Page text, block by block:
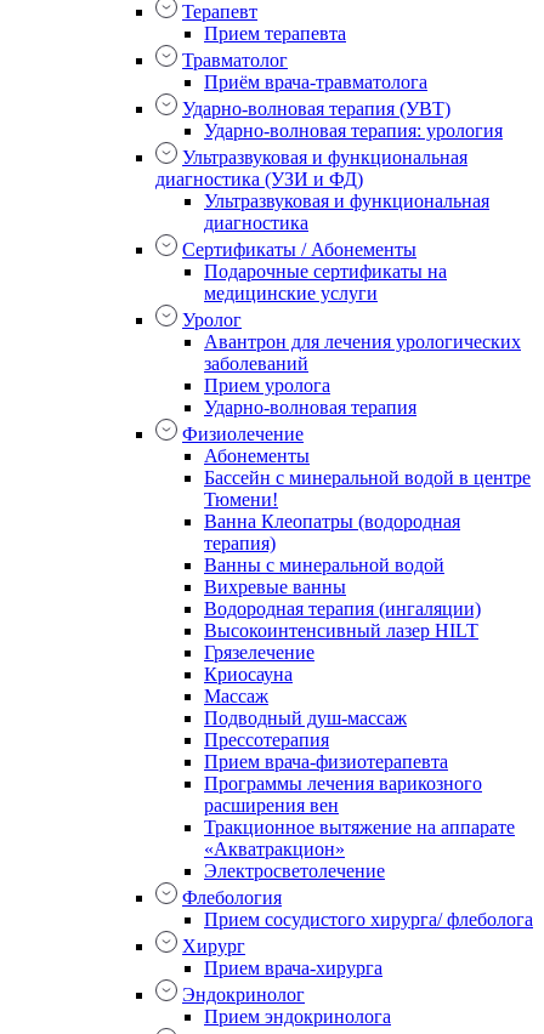
Терапевт
Прием терапевта
Травматолог
Приём врача-травматолога
Ударно-волновая терапия (УВТ)
Ударно-волновая терапия: урология
Ультразвуковая и функциональная
диагностика (УЗИ и ФД)
Ультразвуковая и функциональная
диагностика
Сертификаты / Абонементы
Подарочные сертификаты на
медицинские услуги
Уролог
Авантрон для лечения урологических
заболеваний
Прием уролога
Ударно-волновая терапия
Физиолечение
Абонементы
Бассейн с минеральной водой в центре
Тюмени!
Ванна Клеопатры (водородная
терапия)
Ванны с минеральной водой
Вихревые ванны
Водородная терапия (ингаляции)
Высокоинтенсивный лазер HILT
Грязелечение
Криосауна
Массаж
Подводный душ-массаж
Прессотерапия
Прием врача-физиотерапевта
Программы лечения варикозного
расширения вен
Тракционное вытяжение на аппарате
«Акватракцион»
Электросветолечение
Флебология
Прием сосудистого хирурга/ флеболога
Хирург
Прием врача-хирурга
Эндокринолог
Прием эндокринолога